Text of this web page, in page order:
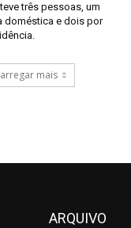
três pessoas, um
doméstica e dois por
mais
ARQUIVO